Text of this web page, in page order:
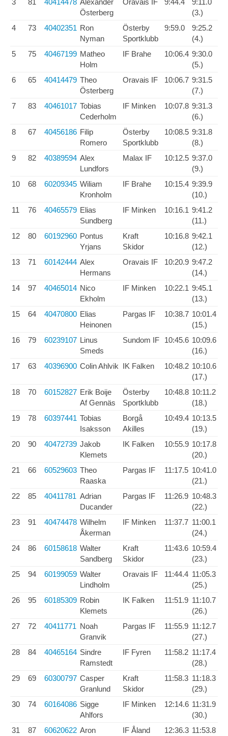
3 81 40414478 Alexander
Österberg
Oravais IF 9:44.4
9:11.0
(3.)
4
73 40402351 Ron
Nyman
Österby
Sportklubb
9:59.0
9:25.2
(4.)
5
75 40467199 Matheo
Holm
IF Brahe 10:06.4 9:30.0
(5.)
6
65 40414479 Theo
Österberg
Oravais IF 10:06.7 9:31.5
(7.)
7
83 40461017 Tobias
Cederholm
IF Minken 10:07.8 9:31.3
(6.)
8
67 40456186 Filip
Romero
Österby
Sportklubb
10:08.5 9:31.8
(8.)
9
82 40389594 Alex
Lundfors
Malax IF 10:12.5 9:37.0
(9.)
10
68 60209345 Wiliam
Kronholm
IF Brahe 10:15.4 9:39.9
(10.)
11
76 40465579 Elias
Sundberg
IF Minken 10:16.1 9:41.2
(11.)
12
80 60192960 Pontus
Yrjans
Kraft
Skidor
10:16.8 9:42.1
(12.)
13
71 60142444 Alex
Hermans
Oravais IF 10:20.9 9:47.2
(14.)
14
97 40465014 Nico
Ekholm
IF Minken 10:22.1 9:45.1
(13.)
15
64 40470800 Elias
Heinonen
Pargas IF 10:38.7 10:01.4
(15.)
16
79 60239107 Linus
Smeds
Sundom IF 10:45.6 10:09.6
(16.)
17
63 40396900 Colin Ahlvik IK Falken 10:48.2 10:10.6
(17.)
18
70 60152827 Erik Boije
Af Gennäs
Österby
Sportklubb
10:48.8 10:11.2
(18.)
19
78 60397441 Tobias
Isaksson
Borgå
Akilles
10:49.4 10:13.5
(19.)
20
90 40472739 Jakob
Klemets
IK Falken 10:55.9 10:17.8
(20.)
21
66 60529603 Theo
Raaska
Pargas IF 11:17.5 10:41.0
(21.)
22
85 40411781 Adrian
Ducander
Pargas IF 11:26.9 10:48.3
(22.)
23
91 40474478 Wilhelm
Åkerman
IF Minken 11:37.7 11:00.1
(24.)
24
86 60158618 Walter
Sandberg
Kraft
Skidor
11:43.6 10:59.4
(23.)
25
94 60199059 Walter
Lindholm
Oravais IF 11:44.4 11:05.3
(25.)
26
95 60185309 Robin
Klemets
IK Falken 11:51.9 11:10.7
(26.)
27
72 40411771 Noah
Granvik
Pargas IF 11:55.9 11:12.7
(27.)
28
84 40465164 Sindre
Ramstedt
IF Fyren 11:58.2 11:17.4
(28.)
29
69 60300797 Casper
Granlund
Kraft
Skidor
11:58.3 11:18.3
(29.)
30
74 60164086 Sigge
Ahlfors
IF Minken 12:14.6 11:31.9
(30.)
31
87 60620622 Aron
IF Åland 12:36.3 11:53.8